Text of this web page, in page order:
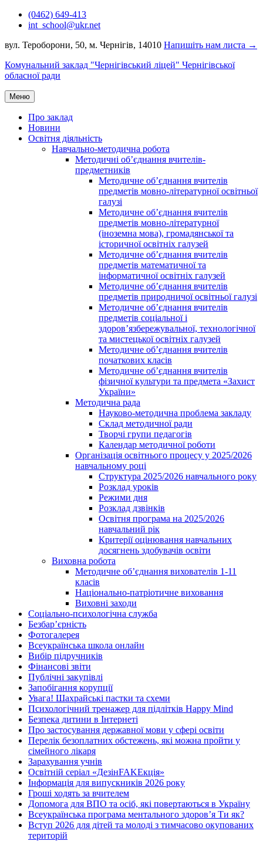
Перейти(0462) 649-413
int_school@ukr.net
вул. Тероборони, 50, м. Чернігів, 14010 Напишіть нам листа →
Комунальний заклад "Чернігівський ліцей" Чернігівської
обласної ради
Меню
Про заклад
Новини
Освітня діяльність
Навчально-методична робота
Методичні об’єднання вчителів-
предметників
Методичне об’єднання вчителів
предметів мовно-літературної освітньої
галузі
Методичне об’єднання вчителів
предметів мовно-літературної
(іноземна мова), громадянської та
історичної освітніх галузей
Методичне об’єднання вчителів
предметів математичної та
інформатичної освітніх галузей
Методичне об’єднання вчителів
предметів природничої освітньої галузі
Методичне об’єднання вчителів
предметів соціальної і
здоров’язбережувальної, технологічної
та мистецької освітніх галузей
Методичне об’єднання вчителів
початкових класів
Методичне об’єднання вчителів
фізичної культури та предмета «Захист
України»
Методична рада
Науково-методична проблема закладу
Склад методичної ради
Творчі групи педагогів
Календар методичної роботи
Організація освітнього процесу у 2025/2026
навчальному році
Структура 2025/2026 навчального року
Розклад уроків
Режими дня
Розклад дзвінків
Освітня програма на 2025/2026
навчальний рік
Критерії оцінювання навчальних
досягнень здобувачів освіти
Виховна робота
Методичне об’єднання вихователів 1-11
класів
Національно-патріотичне виховання
Виховні заходи
Соціально-психологічна служба
Безбар’єрність
Фотогалерея
Всеукраїнська школа онлайн
Вибір підручників
Фінансові звіти
Публічні закупівлі
Запобігання корупції
Увага! Шахрайські пастки та схеми
Психологічний тренажер для підлітків Happy Mind
Безпека дитини в Інтернеті
Про застосування державної мови у сфері освіти
Перелік безоплатних обстежень, які можна пройти у
сімейного лікаря
Зарахування учнів
Освітній серіал «ДезінFAKEкція»
Інформація для випускників 2026 року
Гроші ходять за вчителем
Допомога для ВПО та осіб, які повертаються в Україну
Всеукраїнська програма ментального здоров’я Ти як?
Вступ 2026 для дітей та молоді з тимчасово окупованих
територій